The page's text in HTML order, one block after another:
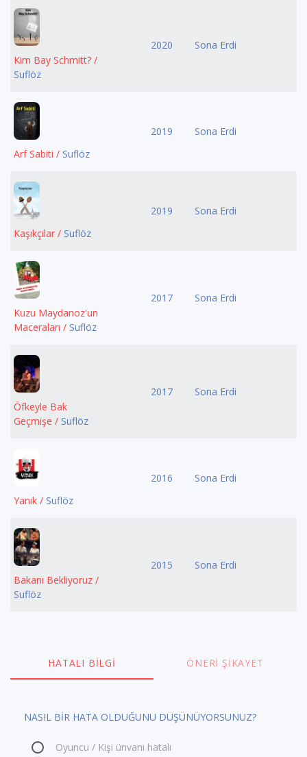
Kim Bay Schmitt? /
Suflöz
2020 Sona Erdi
Arf Sabiti / Suflöz
2019 Sona Erdi
Kaşıkçılar / Suflöz
2019 Sona Erdi
Kuzu Maydanoz'un
Maceraları / Suflöz
2017 Sona Erdi
Öfkeyle Bak
Geçmişe / Suflöz
2017 Sona Erdi
Yanık / Suflöz
2016 Sona Erdi
Bakanı Bekliyoruz /
Suflöz
2015 Sona Erdi
HATALI BILGI ÖNERI ŞIKAYET
NASIL BİR HATA OLDUĞUNU DÜŞÜNÜYORSUNUZ?
Oyuncu / Kişi ünvanı hatalı